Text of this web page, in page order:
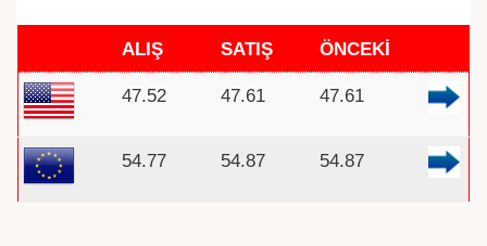
ALIŞ SATIŞ ÖNCEKİ
47.52 47.61 47.61
54.77 54.87 54.87